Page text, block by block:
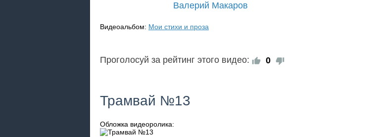
Валерий Макаров
Видеоальбом: Мои стихи и проза
Проголосуй за рейтинг этого видео: 0
Трамвай №13
Обложка видеоролика: